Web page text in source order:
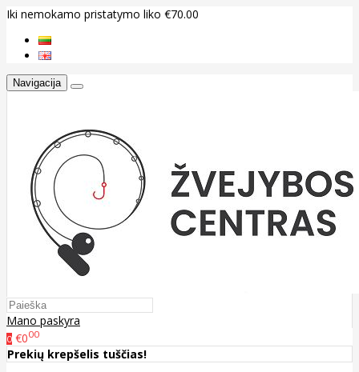
Iki nemokamo pristatymo liko €70.00
Navigacija
Mano paskyra
0 €000
Prekių krepšelis tuščias!